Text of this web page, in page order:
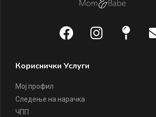
Кориснички Услуги
Мој профил
Следење на нарачка
ЧПП